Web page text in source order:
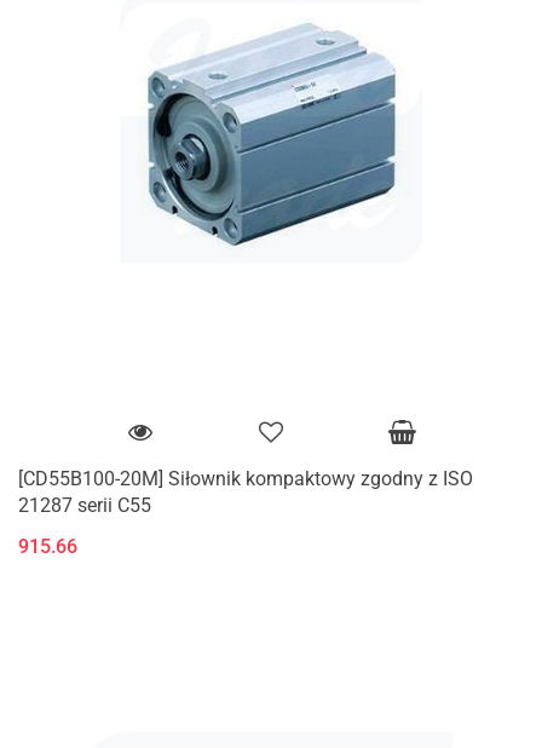
[CD55B100-20M] Siłownik kompaktowy zgodny z ISO
21287 serii C55
915.66